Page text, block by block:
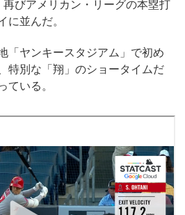
びアメリカン・リーグの本塁打
に並んだ。
「ヤンキースタジアム」で初め
特別な「翔」のショータイムだ
ている。